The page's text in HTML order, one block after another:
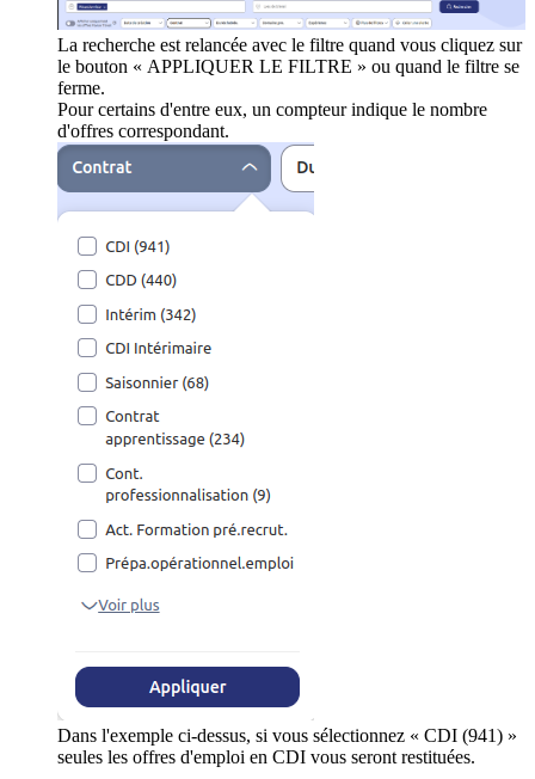
La recherche est relancée avec le filtre quand vous cliquez sur
le bouton « APPLIQUER LE FILTRE » ou quand le filtre se
ferme.
Pour certains d'entre eux, un compteur indique le nombre
d'offres correspondant.
Dans l'exemple ci-dessus, si vous sélectionnez « CDI (941) »
seules les offres d'emploi en CDI vous seront restituées.